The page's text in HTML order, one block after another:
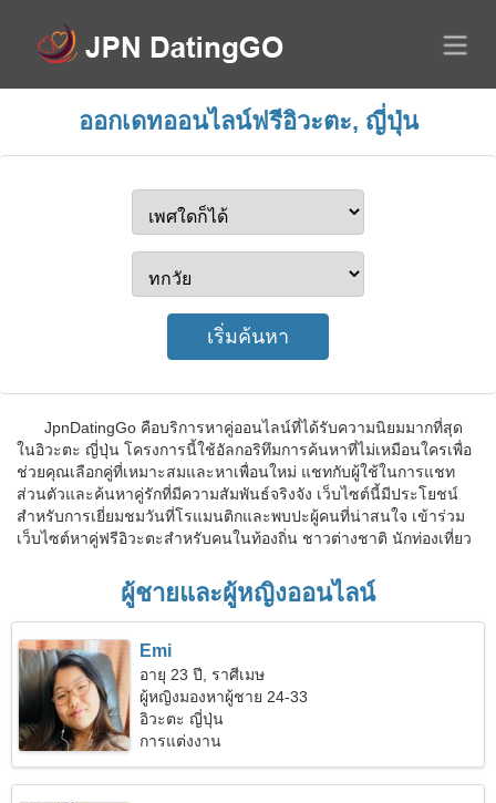
ออกเดทออนไลน์ฟรีอิวะตะ, ญี่ปุ่น
JpnDatingGo คือบริการหาคู่ออนไลน์ที่ได้รับความนิยมมากที่สุด
ในอิวะตะ ญี่ปุ่น โครงการนี้ใช้อัลกอริทึมการค้นหาที่ไม่เหมือนใครเพื่อ
ช่วยคุณเลือกคู่ที่เหมาะสมและหาเพื่อนใหม่ แชทกับผู้ใช้ในการแชท
ส่วนตัวและค้นหาคู่รักที่มีความสัมพันธ์จริงจัง เว็บไซต์นี้มีประโยชน์
สำหรับการเยี่ยมชมวันที่โรแมนติกและพบปะผู้คนที่น่าสนใจ เข้าร่วม
เว็บไซต์หาคู่ฟรีอิวะตะสำหรับคนในท้องถิ่น ชาวต่างชาติ นักท่องเที่ยว
ผู้ชายและผู้หญิงออนไลน์
Emi
อายุ 23 ปี, ราศีเมษ
ผู้หญิงมองหาผู้ชาย 24-33
อิวะตะ ญี่ปุ่น
การแต่งงาน